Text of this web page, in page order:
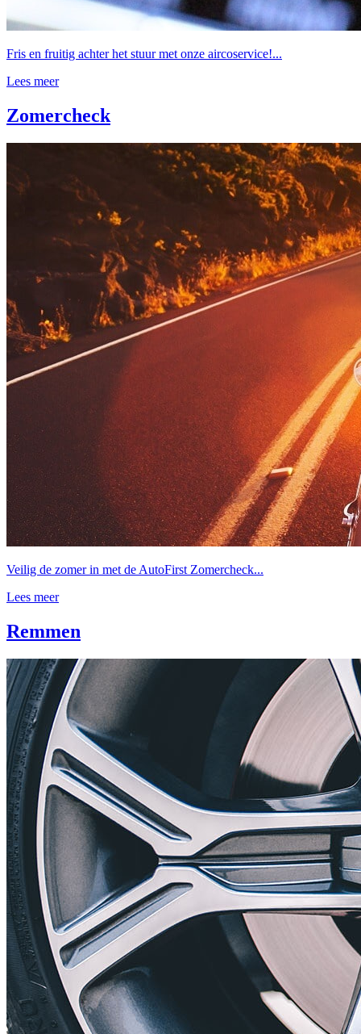
Fris en fruitig achter het stuur met onze aircoservice!...
Lees meer
Zomercheck
Veilig de zomer in met de AutoFirst Zomercheck...
Lees meer
Remmen